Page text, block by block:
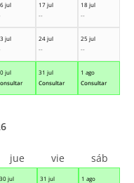
jul
17 jul
--
18 jul
--
jul
24 jul
--
25 jul
--
jul
31 jul
Consultar
1 ago
Consultar
30 jul
31 jul
1 ago
jue vie sáb